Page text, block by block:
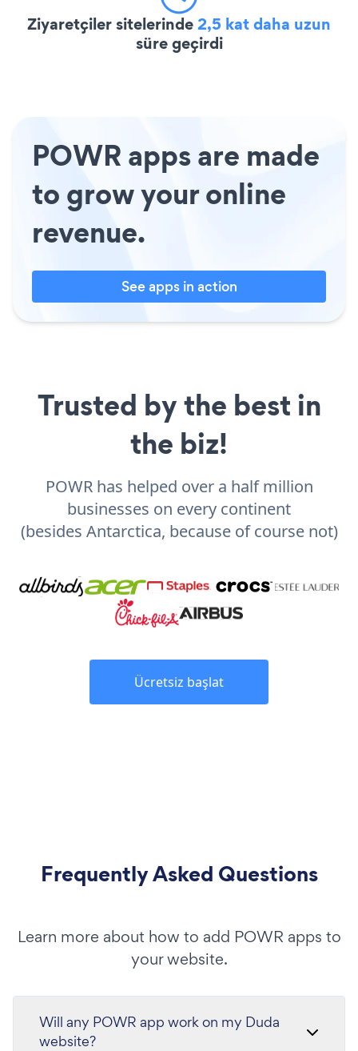
Ziyaretçiler sitelerinde2,5 kat daha uzun
süre geçirdi
POWR apps are made
to grow your online
revenue.
See apps in action
Trusted by the best in
the biz!
POWR has helped over a half million
businesses on every continent
(besides Antarctica, because of course not)
Ücretsiz başlat
Frequently Asked Questions
Learn more about how to add POWR apps to
your website.
Will any POWR app work on my Duda
website?